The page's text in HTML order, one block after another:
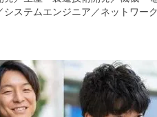
システムエンジニア ／ネットワー